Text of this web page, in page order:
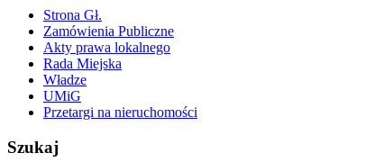
Strona Gł.
Zamówienia Publiczne
Akty prawa lokalnego
Rada Miejska
Władze
UMiG
Przetargi na nieruchomości
Szukaj